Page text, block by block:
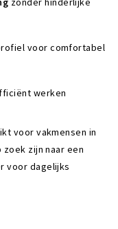
voor comfortabel
werken
voor vakmensen in
zijn naar een
voor dagelijks